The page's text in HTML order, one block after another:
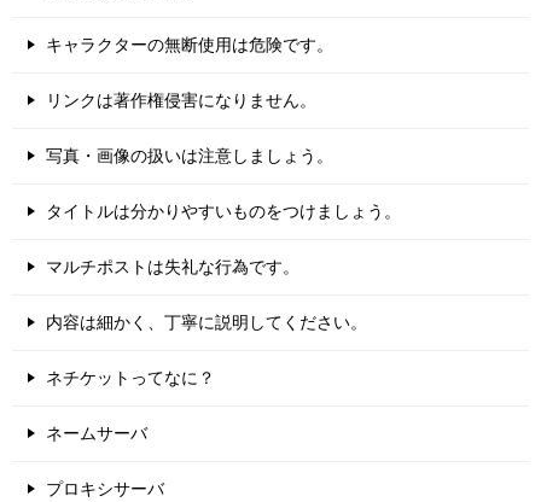
キャラクターの無断使用は危険です。
リンクは著作権侵害になりません。
写真・画像の扱いは注意しましょう。
タイトルは分かりやすいものをつけましょう。
マルチポストは失礼な行為です。
内容は細かく、丁寧に説明してください。
ネチケットってなに？
ネームサーバ
プロキシサーバ